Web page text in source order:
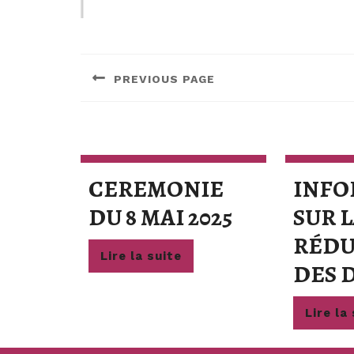
de
PREVIOUS PAGE
CEREMONIE
DU 8 MAI 2025
Lire la suite
la
SUR
DES
Lire la